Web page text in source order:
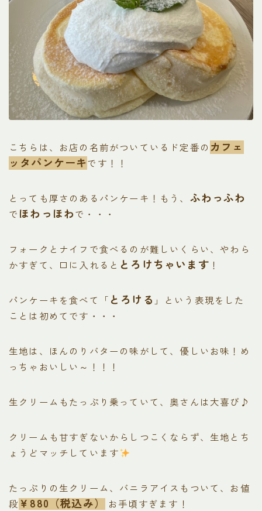
こちらは、お店の名前がついているド定番の カフェ
ッタパンケーキです！！
とっても厚さのあるパンケーキ！もう、 ふわっふわ
で ほわっほわで・・・
フォークとナイフで食べるのが難しいくらい、やわら
かすぎて、口に入れると とろけちゃいます ！
パンケーキを食べて「 とろける 」という表現をした
ことは初めてです・・・
生地は、ほんのりバターの味がして、優しいお味！め
っちゃおいしい～！！！
生クリームもたっぷり乗っていて、奥さんは大喜び♪
クリームも甘すぎないからしつこくならず、生地とち
ょうどマッチしています
たっぷりの生クリーム、バニラアイスもついて、お値
段￥880（税込み） お手頃すぎます！